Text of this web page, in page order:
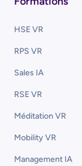
HSE VR
RPS VR
Sales IA
RSE VR
Méditation VR
Mobility VR
Management IA